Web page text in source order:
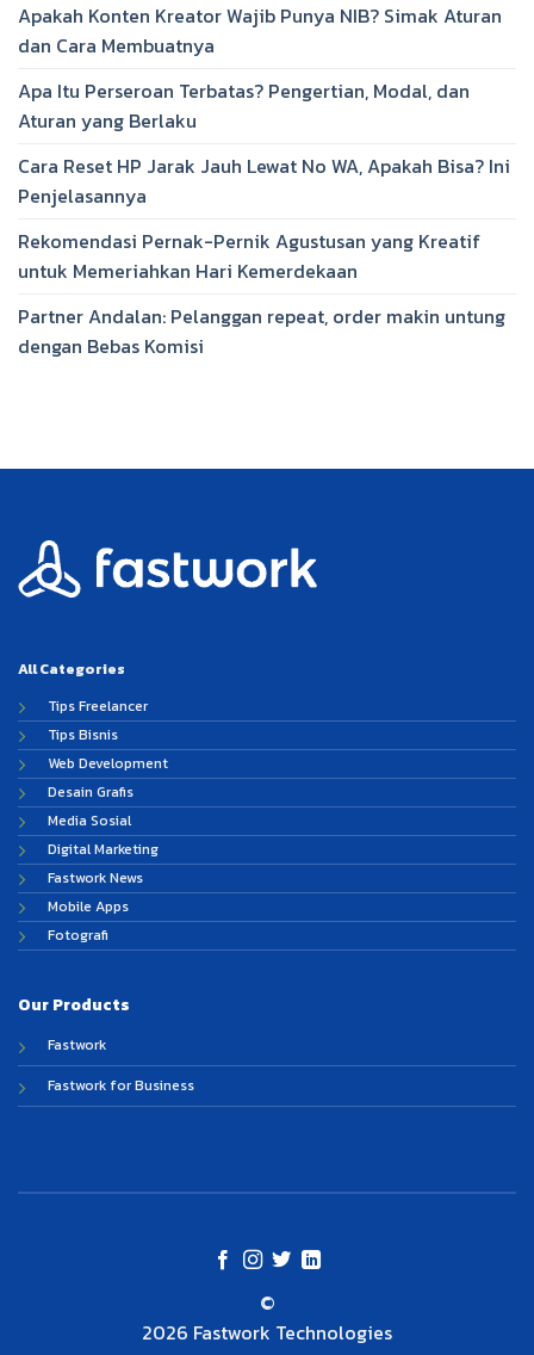
Apakah Konten Kreator Wajib Punya NIB? Simak Aturan
dan Cara Membuatnya
Apa Itu Perseroan Terbatas? Pengertian, Modal, dan
Aturan yang Berlaku
Cara Reset HP Jarak Jauh Lewat No WA, Apakah Bisa? Ini
Penjelasannya
Rekomendasi Pernak-Pernik Agustusan yang Kreatif
untuk Memeriahkan Hari Kemerdekaan
Partner Andalan: Pelanggan repeat, order makin untung
dengan Bebas Komisi
All Categories
Tips Freelancer
Tips Bisnis
Web Development
Desain Grafis
Media Sosial
Digital Marketing
Fastwork News
Mobile Apps
Fotografi
Our Products
Fastwork
Fastwork for Business
©
2026 Fastwork Technologies